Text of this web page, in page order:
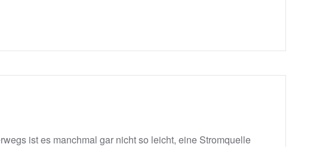
ist es manchmal gar nicht so leicht, eine Stromquelle